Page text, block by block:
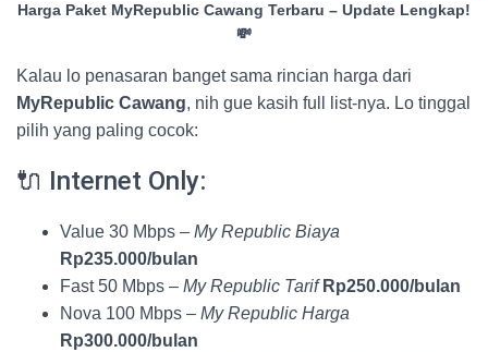
Harga Paket MyRepublic Cawang Terbaru – Update Lengkap!
💸
Kalau lo penasaran banget sama rincian harga dari
MyRepublic Cawang, nih gue kasih full list-nya. Lo tinggal
pilih yang paling cocok:
🔌 Internet Only:
Value 30 Mbps – My Republic Biaya
Rp235.000/bulan
Fast 50 Mbps – My Republic Tarif Rp250.000/bulan
Nova 100 Mbps – My Republic Harga
Rp300.000/bulan